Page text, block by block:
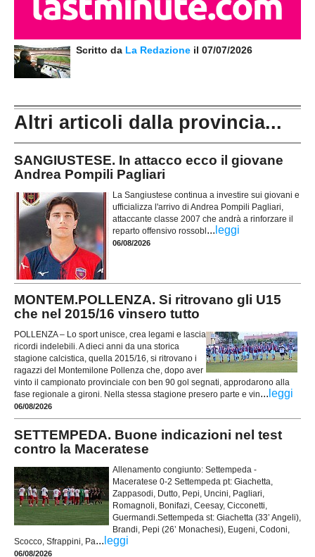
Scritto da La Redazione il 07/07/2026
Altri articoli dalla provincia...
SANGIUSTESE. In attacco ecco il giovane
Andrea Pompili Pagliari
La Sangiustese continua a investire sui giovani e
ufficializza l'arrivo di Andrea Pompili Pagliari,
attaccante classe 2007 che andrà a rinforzare il
reparto offensivo rossobl... leggi
06/08/2026
MONTEM.POLLENZA. Si ritrovano gli U15
che nel 2015/16 vinsero tutto
POLLENZA – Lo sport unisce, crea legami e lascia
ricordi indelebili. A dieci anni da una storica
stagione calcistica, quella 2015/16, si ritrovano i
ragazzi del Montemilone Pollenza che, dopo aver
vinto il campionato provinciale con ben 90 gol segnati, approdarono alla
fase regionale a gironi. Nella stessa stagione presero parte e vin... leggi
06/08/2026
SETTEMPEDA. Buone indicazioni nel test
contro la Maceratese
Allenamento congiunto: Settempeda -
Maceratese 0-2 Settempeda pt: Giachetta,
Zappasodi, Dutto, Pepi, Uncini, Pagliari,
Romagnoli, Bonifazi, Ceesay, Cicconetti,
Guermandi.Settempeda st: Giachetta (33’ Angeli),
Brandi, Pepi (26’ Monachesi), Eugeni, Codoni,
Scocco, Sfrappini, Pa... leggi
06/08/2026